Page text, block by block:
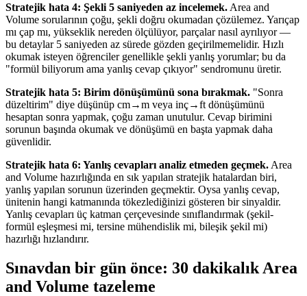
Stratejik hata 4: Şekli 5 saniyeden az incelemek. Area and
Volume sorularının çoğu, şekli doğru okumadan çözülemez. Yarıçap
mı çap mı, yükseklik nereden ölçülüyor, parçalar nasıl ayrılıyor —
bu detaylar 5 saniyeden az sürede gözden geçirilmemelidir. Hızlı
okumak isteyen öğrenciler genellikle şekli yanlış yorumlar; bu da
"formül biliyorum ama yanlış cevap çıkıyor" sendromunu üretir.
Stratejik hata 5: Birim dönüşümünü sona bırakmak. "Sonra
düzeltirim" diye düşünüp cm→m veya inç→ft dönüşümünü
hesaptan sonra yapmak, çoğu zaman unutulur. Cevap birimini
sorunun başında okumak ve dönüşümü en başta yapmak daha
güvenlidir.
Stratejik hata 6: Yanlış cevapları analiz etmeden geçmek. Area
and Volume hazırlığında en sık yapılan stratejik hatalardan biri,
yanlış yapılan sorunun üzerinden geçmektir. Oysa yanlış cevap,
ünitenin hangi katmanında tökezlediğinizi gösteren bir sinyaldir.
Yanlış cevapları üç katman çerçevesinde sınıflandırmak (şekil-
formül eşleşmesi mi, tersine mühendislik mi, bileşik şekil mi)
hazırlığı hızlandırır.
Sınavdan bir gün önce: 30 dakikalık Area
and Volume tazeleme